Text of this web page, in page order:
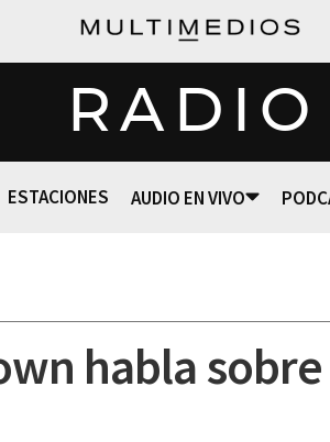
RADIO
ESTACIONES AUDIO EN VIVO
habla